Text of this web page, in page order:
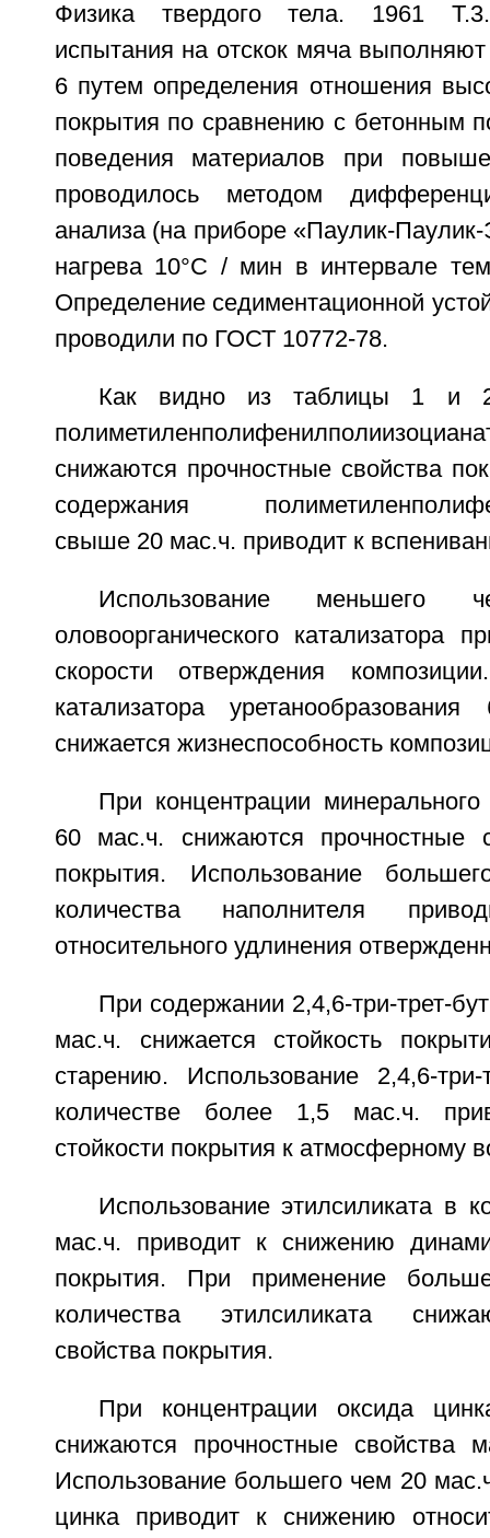
Физика твердого тела. 1961
испытания на отскок мяча
6 путем определения отношения
покрытия по сравнению с бетонным
поведения материалов при
проводилось методом
анализа (на приборе «Паулик-
нагрева 10°C / мин в интервале
Определение седиментационной
проводили по ГОСТ 10772-78.
Как видно из таблицы 1 и
снижаются прочностные свойства
содержания
свыше 20 мас.ч. приводит к
Использование
оловоорганического катализатора
скорости отверждения
катализатора
снижается жизнеспособность
При концентрации
60 мас.ч. снижаются прочностные
покрытия. Использование
количества наполнителя
относительного удлинения
При содержании 2,4,6-три-трет-
мас.ч. снижается стойкость
старению. Использование 2,4,6-
количестве более 1,5 мас.ч.
стойкости покрытия к атмосферному
Использование этилсиликата в
мас.ч. приводит к снижению
покрытия. При применение
количества этилсиликата
свойства покрытия.
При концентрации оксида
снижаются прочностные свойства
Использование большего чем 20
цинка приводит к снижению